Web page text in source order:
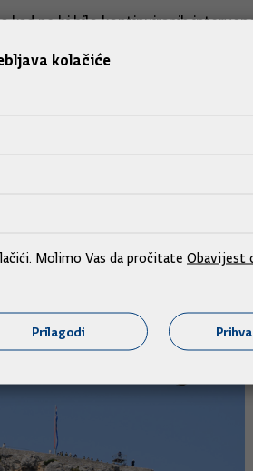
ne bi bilo kontinuiranih
dodavši da 90 posto tržišta,
koje je ispred nas promijeniti",
kolačiće
Molimo Vas da pročitate Obavijest
Prilagodi